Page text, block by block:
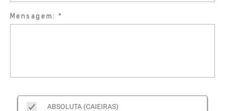
Mensagem:
ABSOLUTA (CAIEIRAS)